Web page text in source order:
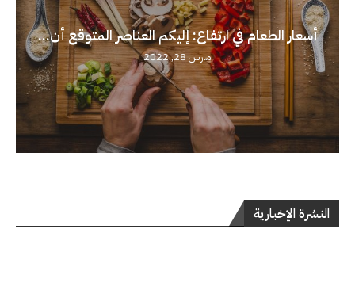
أسعار الطعام في ارتفاع: إليكم العناصر المتوقع أن...
مارس 28, 2022
النشرة الإخبارية